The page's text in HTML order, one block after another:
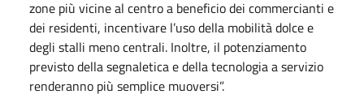
zone più vicine al centro a beneficio dei commercianti e
dei residenti, incentivare l’uso della mobilità dolce e
degli stalli meno centrali. Inoltre, il potenziamento
previsto della segnaletica e della tecnologia a servizio
renderanno più semplice muoversi”.